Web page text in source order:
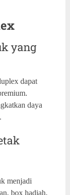
yang
dapat
daya
.
menjadi
box hadiah,